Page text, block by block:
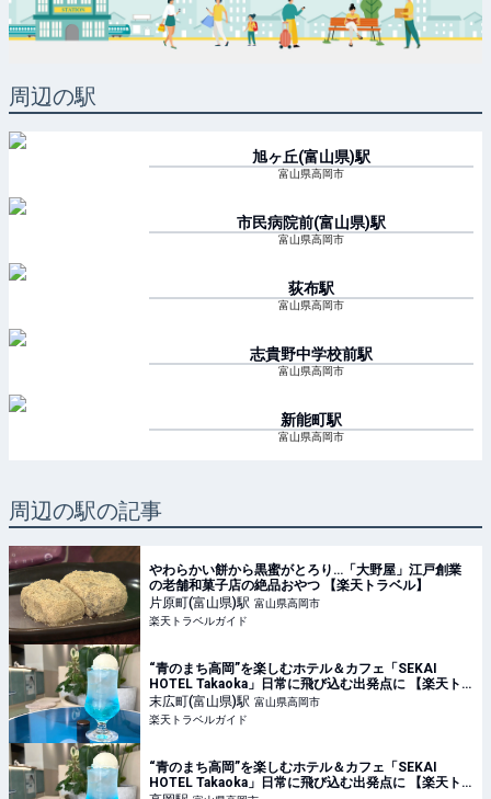
周辺の駅
旭ヶ丘(富山県)駅
富山県高岡市
市民病院前(富山県)駅
富山県高岡市
荻布駅
富山県高岡市
志貴野中学校前駅
富山県高岡市
新能町駅
富山県高岡市
周辺の駅の記事
やわらかい餅から黒蜜がとろり…「大野屋」江戸創業
の老舗和菓子店の絶品おやつ 【楽天トラベル】
片原町(富山県)駅 富山県高岡市
楽天トラベルガイド
“青のまち高岡”を楽しむホテル＆カフェ「SEKAI
HOTEL Takaoka」日常に飛び込む出発点に 【楽天ト
ラベル】
末広町(富山県)駅 富山県高岡市
楽天トラベルガイド
“青のまち高岡”を楽しむホテル＆カフェ「SEKAI
HOTEL Takaoka」日常に飛び込む出発点に 【楽天ト